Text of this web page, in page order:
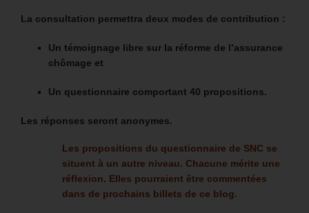
La consultation permettra deux modes de contribution :
Un témoignage libre sur la réforme de l’assurance
chômage et
Un questionnaire comportant 40 propositions.
Les réponses seront anonymes.
Les propositions du questionnaire de SNC se
situent à un autre niveau. Chacune mérite une
réflexion. Elles pourraient être commentées
dans de prochains billets de ce blog.